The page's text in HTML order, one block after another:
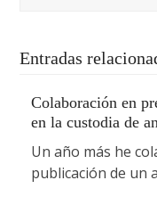
Entradas
Colaboración en
en la custodia de
Un año más he
publicación de un